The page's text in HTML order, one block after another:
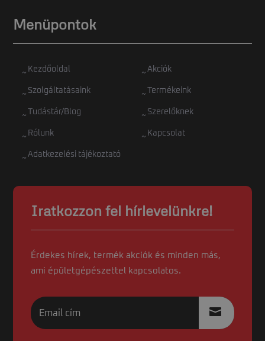
Menüpontok
Kezdőoldal Akciók
Szolgáltatásaink Termékeink
Tudástár/Blog Szerelőknek
Rólunk Kapcsolat
Adatkezelési tájékoztató
Iratkozzon fel hírlevelünkre!
Érdekes hírek, termék akciók és minden más,
ami épületgépészettel kapcsolatos.